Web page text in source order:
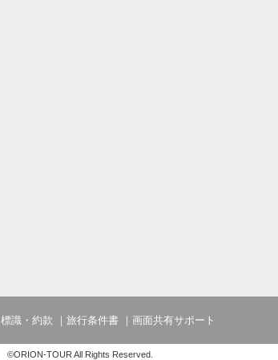
標識・約款 旅行条件書 画面共有サポート
©ORION-TOUR All Rights Reserved.